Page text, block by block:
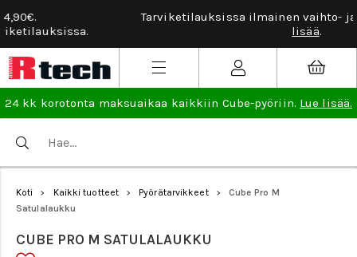
Tarviketilauksissa ilmainen vaihto- ja palautusoikeus.Lue
24 kk korotonta maksuaikaa kaikkiin Cube-pyöriin. Lue lisää.
Koti > Kaikki tuotteet > Pyörätarvikkeet >
Cube Pro M
Satulalaukku
CUBE PRO M SATULALAUKKU